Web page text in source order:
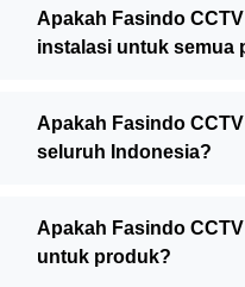
Apakah Fasindo
instalasi untuk semua
Apakah Fasindo
seluruh Indonesia?
Apakah Fasindo
untuk produk?